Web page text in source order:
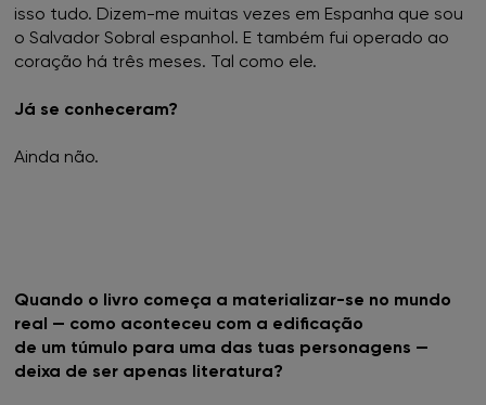
isso tudo. Dizem-me muitas vezes em Espanha que sou
o Salvador Sobral espanhol. E também fui operado ao
coração há três meses. Tal como ele.
Já se conheceram?
Ainda não.
Quando o livro começa a materializar-se no mundo
real — como aconteceu com a edificação
de um túmulo para uma das tuas personagens —
deixa de ser apenas literatura?